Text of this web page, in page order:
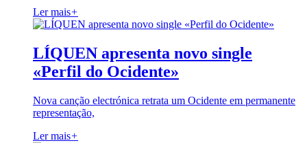
Ler mais+
LÍQUEN apresenta novo single
«Perfil do Ocidente»
Nova canção electrónica retrata um Ocidente em permanente
representação,
Ler mais+